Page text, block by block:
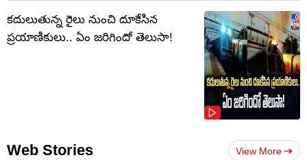
కదులుతున్న రైలు నుంచి దూకేసిన
ప్రయాణికులు.. ఏం జరిగిందో తెలుసా!
Web Stories View More